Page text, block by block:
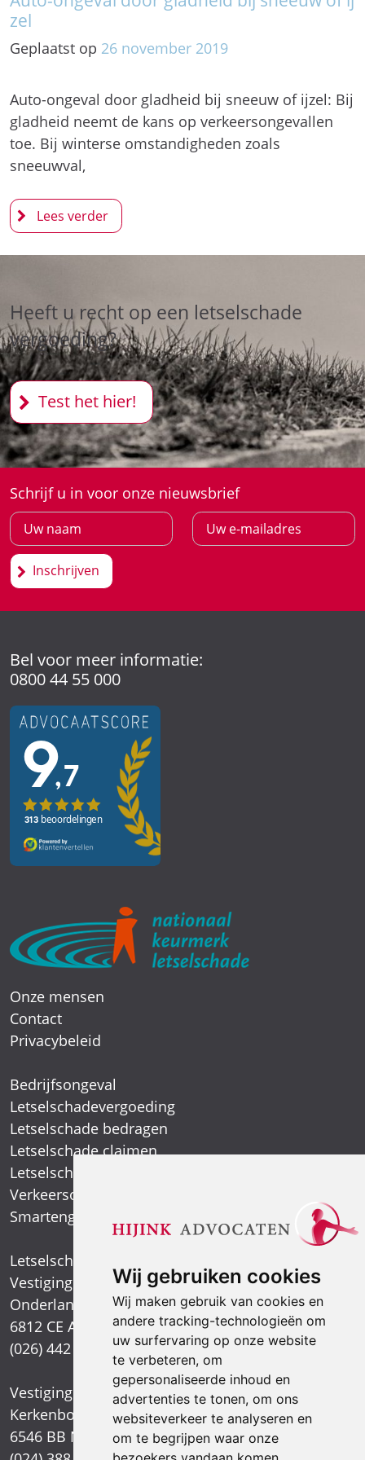
Wij gebruiken cookies
Wij maken gebruik van cookies en
andere tracking-technologieën om
uw surfervaring op onze website
te verbeteren, om
gepersonaliseerde inhoud en
advertenties te tonen, om ons
websiteverkeer te analyseren en
om te begrijpen waar onze
zel
Geplaatst op 26 november 2019
Auto-ongeval door gladheid bij sneeuw of ijzel: Bij
gladheid neemt de kans op verkeersongevallen
toe. Bij winterse omstandigheden zoals
sneeuwval,
Heeft u recht op een letselschade
vergoeding?
Test het hier!
Schrijf u in voor onze nieuwsbrief
Inschrijven
Bel voor meer informatie:
0800 44 55 000
Onze mensen
Contact
Privacybeleid
Bedrijfsongeval
Letselschadevergoeding
Letselschade bedragen
Letselschade claimen
Letselschade expert
Verkeersongeval
Smartengeld
Letselschadespecialist
Vestiging Arnhem
Onderlangs 1
6812 CE Arnhem
(026) 442 39 13
Vestiging Nijmegen
Kerkenbos 1021
6546 BB Nijmegen